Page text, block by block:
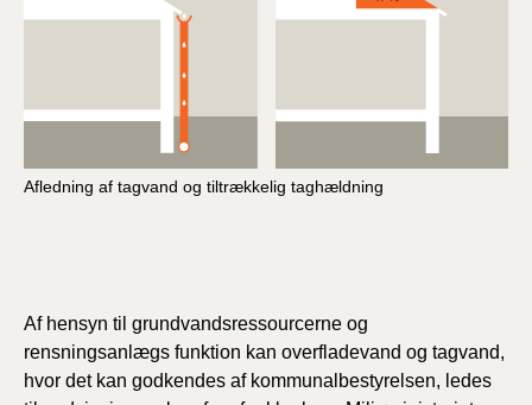
Afledning af tagvand og tiltrækkelig taghældning
Af hensyn til grundvandsressourcerne og
rensningsanlægs funktion kan overfladevand og tagvand,
hvor det kan godkendes af kommunalbestyrelsen, ledes